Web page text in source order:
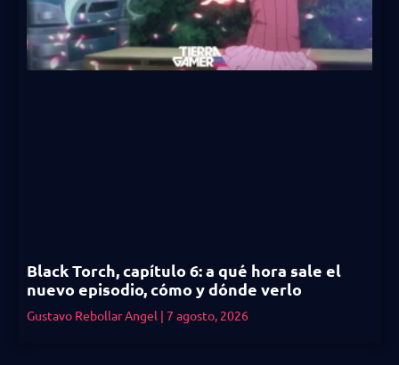
Black Torch, capítulo 6: a qué hora sale el
nuevo episodio, cómo y dónde verlo
Gustavo Rebollar Angel 7 agosto, 2026